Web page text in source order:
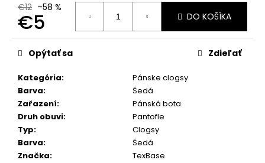
€12 –58 %
€5
Jednotková
cena:
DO KOŠÍKA
Kategória:
Pánske clogsy
Barva:
Šedá
Zařazení:
Pánská bota
Druh obuvi:
Pantofle
Typ:
Clogsy
Barva:
Šedá
Značka:
TexBase
Opýtať sa Zdieľať